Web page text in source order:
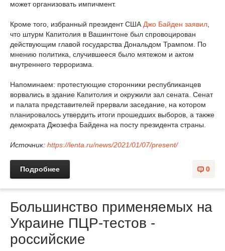
может организовать импичмент.
Кроме того, избранный президент США Джо Байден заявил
что штурм Капитолия в Вашингтоне был спровоцирован
действующим главой государства Дональдом Трампом. По
мнению политика, случившееся было мятежом и актом
внутреннего терроризма.
Напоминаем: протестующие сторонники республиканцев
ворвались в здание Капитолия и окружили зал сената. Сенат
и палата представителей прервали заседание, на котором
планировалось утвердить итоги прошедших выборов, а также
демократа Джозефа Байдена на посту президента страны.
Источник: https://lenta.ru/news/2021/01/07/present/
0
Подробнее
Большинство применяемых на
Украине ПЦР-тестов -
российские